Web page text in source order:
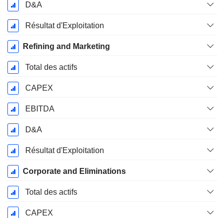
D&A
Résultat d'Exploitation
Refining and Marketing
Total des actifs
CAPEX
EBITDA
D&A
Résultat d'Exploitation
Corporate and Eliminations
Total des actifs
CAPEX